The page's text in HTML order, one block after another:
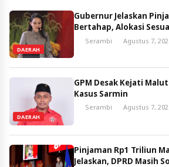
DAERAH
Gubernur Jelaskan
Bertahap, Alokasi
Serambi Agustus 7,
DAERAH
GPM Desak Kejati
Kasus Sarmin
Serambi Agustus 7,
Pinjaman Rp1 Triliun
Jelaskan, DPRD Masih